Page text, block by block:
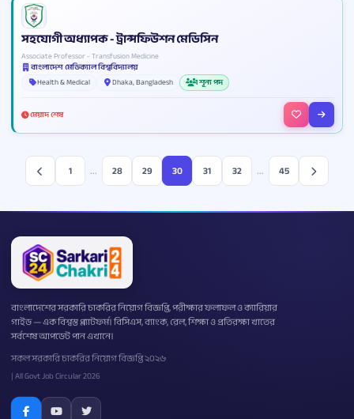
সহযোগী অধ্যাপক - ট্রান্সফিউশন মেডিসিন
Associate Professor - Transfusion Medicine
বাংলাদেশ মেডিক্যাল বিশ্ববিদ্যালয়
Health & Medical
Dhaka, Bangladesh 1 শূন্য পদ
মেয়াদ শেষ
1 ... 28 29 30 31 32 ... 45
বাংলাদেশের সরকারি চাকরির নিয়োগ বিজ্ঞপ্তি, পরীক্ষার ফলাফল ও ক্যারিয়ার
গাইড — এক বিশ্বস্ত প্ল্যাটফর্ম। বিসিএস, ব্যাংক, রেল, শিক্ষা ও প্রতিরক্ষা খাতের
সর্বশেষ আপডেট পান এখানে।
সকল সরকারি চাকরির নিয়োগ বিজ্ঞপ্তি ২০২৬
| All Govt Job Circular 2026